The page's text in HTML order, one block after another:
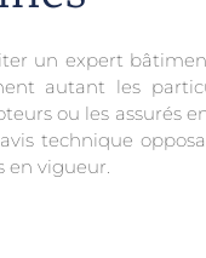
un expert
autant les
ou les assurés
technique
en vigueur.